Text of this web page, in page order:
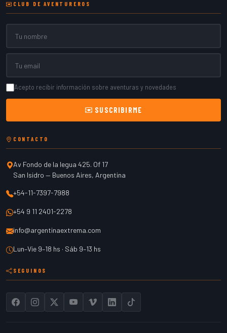
CLUB DE AVENTUREROS
Acepto recibir información sobre aventuras y novedades
SUSCRIBIRME
CONTACTO
Av Fondo de la legua 425. Of 17
San Isidro — Buenos Aires, Argentina
+54-11-7397-7988
+54 9 11 2401-2278
info@argentinaextrema.com
Lun–Vie 9–18 hs · Sáb 9–13 hs
SEGUINOS